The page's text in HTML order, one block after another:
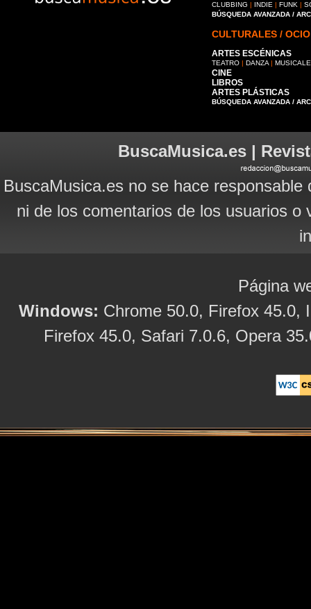
CLUBBING | INDIE | FUNK |
BÚSQUEDA AVANZADA /
CULTURALES / OCIO
ARTES ESCÉNICAS
TEATRO | DANZA |
CINE
LIBROS
ARTES PLÁSTICAS
BÚSQUEDA AVANZADA /
BuscaMusica.es |
BuscaMusica.es no se hace
ni de los comentarios de los usuarios
Página
Windows: Chrome 50.0, Firefox 45.0,
Firefox 45.0, Safari 7.0.6, Opera